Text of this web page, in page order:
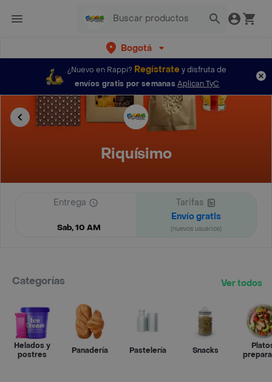
Bogotá
¿Nuevo en Rappi? Regístratey disfruta de
envíos gratis por semanas Aplican TyC
Riquísimo
Entrega
Sab, 10 AM
Tarifas
Envío gratis
(nuevos usuarios)
Categorías Ver todos
Helados y
postres
Panadería Pastelería Snacks